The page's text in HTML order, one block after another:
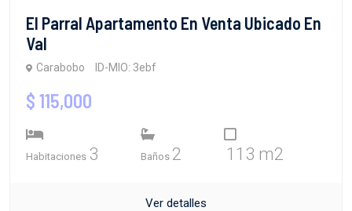
El Parral Apartamento En Venta Ubicado En
Val
Carabobo ID-MIO: 3ebf
$ 115,000
Habitaciones 3 Baños 2 113 m2
Ver detalles